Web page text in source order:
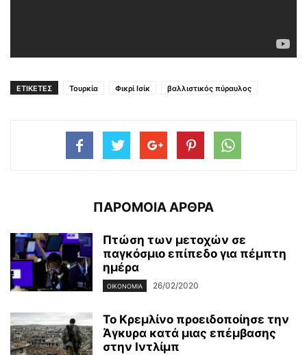
ΕΤΙΚΕΤΕΣ Τουρκία Φικρί Ισίκ βαλλιστικός πύραυλος
ΠΑΡΟΜΟΙΑ ΑΡΘΡΑ
Πτώση των μετοχών σε
παγκόσμιο επίπεδο για πέμπτη
ημέρα
ΟΙΚΟΝΟΜΊΑ 26/02/2020
Το Κρεμλίνο προειδοποίησε την
Άγκυρα κατά μιας επέμβασης
στην Ιντλίμπ